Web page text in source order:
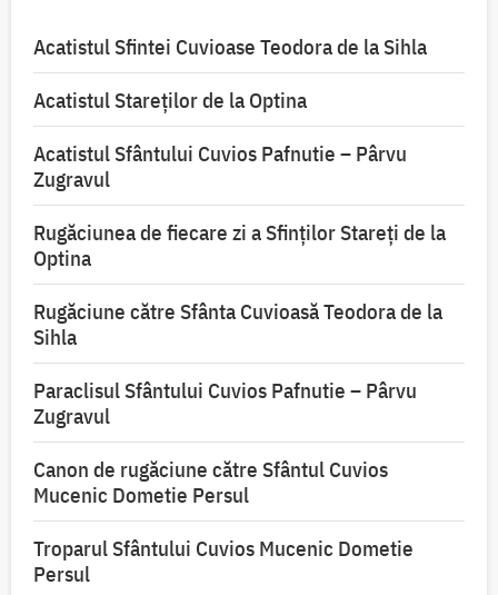
Acatistul Sfintei Cuvioase Teodora de la Sihla
Acatistul Stareţilor de la Optina
Acatistul Sfântului Cuvios Pafnutie – Pârvu
Zugravul
Rugăciunea de fiecare zi a Sfinților Stareți de la
Optina
Rugăciune către Sfânta Cuvioasă Teodora de la
Sihla
Paraclisul Sfântului Cuvios Pafnutie – Pârvu
Zugravul
Canon de rugăciune către Sfântul Cuvios
Mucenic Dometie Persul
Troparul Sfântului Cuvios Mucenic Dometie
Persul